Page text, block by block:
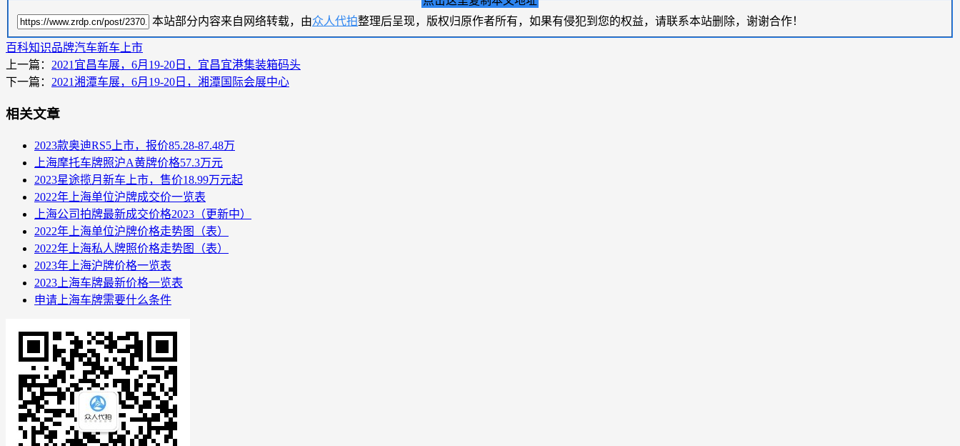
本站部分内容来自网络转载，由众人代拍整理后呈现，版权归原作者所有，如果有侵犯到您的权益，请联系本站删除，谢谢合作！
百科知识品牌汽车新车上市
上一篇： 2021宜昌车展，6月19-20日，宜昌宜港集装箱码头
下一篇： 2021湘潭车展，6月19-20日，湘潭国际会展中心
相关文章
2023款奥迪RS5上市，报价85.28-87.48万
上海摩托车牌照沪A黄牌价格57.3万元
2023星途揽月新车上市，售价18.99万元起
2022年上海单位沪牌成交价一览表
上海公司拍牌最新成交价格2023（更新中）
2022年上海单位沪牌价格走势图（表）
2022年上海私人牌照价格走势图（表）
2023年上海沪牌价格一览表
2023上海车牌最新价格一览表
申请上海车牌需要什么条件